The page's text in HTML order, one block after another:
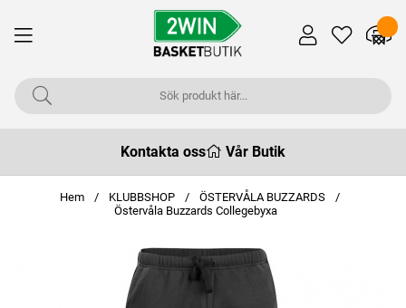
Kontakta oss Vår Butik
Hem KLUBBSHOP
ÖSTERVÅLA BUZZARDS
Östervåla Buzzards Collegebyxa